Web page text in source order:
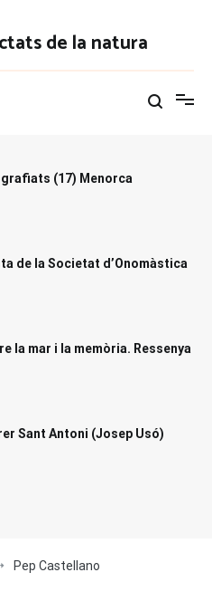
de la natura
(17) Menorca
de la Societat d’Onomàstica
la mar i la memòria. Ressenya
Sant Antoni (Josep Usó)
Pep Castellano